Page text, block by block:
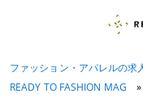
ファッション・アパレルの求
READY TO FASHION MAG
»